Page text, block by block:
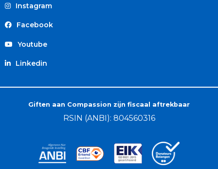
Instagram
Facebook
Youtube
Linkedin
Giften aan Compassion zijn fiscaal aftrekbaar
RSIN (ANBI): 804560316